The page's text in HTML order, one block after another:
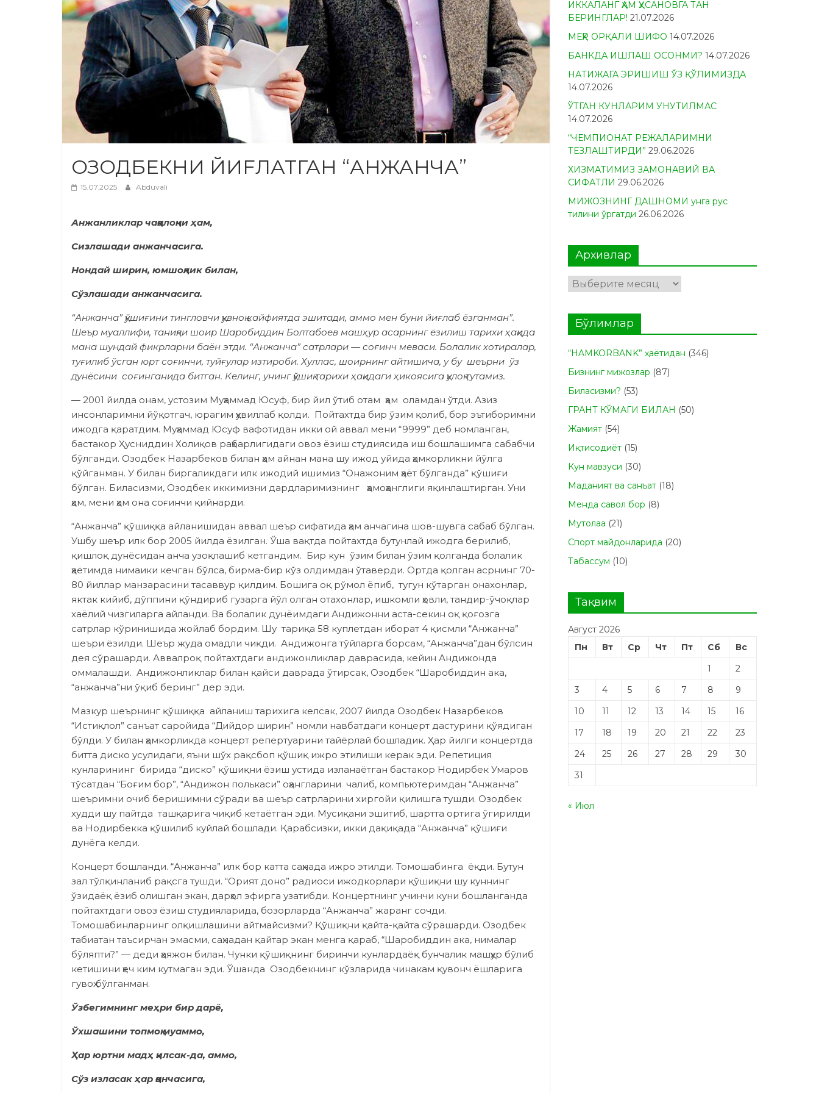
ОЗОДБЕКНИ ЙИFЛАТГАН “АНЖАНЧА”
15.07.2025 Abduvali
Анжанликлар чақалоқни ҳам,
Сизлашади анжанчасига.
Нондай ширин, юмшоқлик билан,
Сўзлашади анжанчасига.
“Анжанча” қўшиғини тингловчи қувноқ кайфиятда эшитади, аммо мен буни йиғлаб ёзганман”.
Шеър муаллифи, таниқли шоир Шаробиддин Болтабоев­ машҳур асарнинг ёзилиш тарихи ҳақида
мана шундай фикрларни баён этди. “Анжанча” сатрлари — соғинч меваси. Болалик хотиралар,
туғилиб ўсган юрт соғинчи, туйғулар изтироби. Хуллас, шоирнинг айтишича, у бу шеърни ўз
дунёсини соғинганида битган. Келинг, унинг қўшиқ тарихи ҳақидаги ҳикоясига қулоқ тутамиз.
— 2001 йилда онам, устозим Муҳаммад Юсуф, бир йил ўтиб отам ҳам оламдан ўтди. Азиз
инсонларимни йўқотгач, юрагим ҳувиллаб қолди. Пойтахтда бир ўзим қолиб, бор эътиборимни
ижодга қаратдим. Муҳаммад Юсуф вафотидан икки ой аввал мени “9999” деб номланган,
бастакор Ҳусниддин Холиқов раҳбарлигидаги овоз ёзиш студиясида иш бошлашимга сабабчи
бўлганди. Озодбек Назарбеков билан ҳам айнан мана шу ижод уйида ҳамкорликни йўлга
қўйганман. У билан биргаликдаги илк ижодий ишимиз “Онажоним ҳаёт бўлганда” қўшиғи
бўлган. Биласизми, Озодбек иккимизни дардларимизнинг ҳамоҳанглиги яқинлаштирган. Уни
ҳам, мени ҳам она соғинчи қийнарди.
“Анжанча” қўшиққа айланишидан аввал шеър сифатида ҳам анчагина шов-шувга сабаб бўлган.
Ушбу шеър илк бор 2005 йилда ёзилган. Ўша вақтда пойтахтда бутунлай ижодга берилиб,
қишлоқ дунёсидан анча узоқлашиб кетгандим. Бир кун ўзим билан ўзим қолганда болалик
ҳаётимда нимаики кечган бўлса, бирма-бир кўз олдимдан ўтаверди. Ортда қолган асрнинг 70-
80 йиллар манзарасини тасаввур қилдим. Бошига оқ рўмол ёпиб, тугун кўтарган онахонлар,
яктак кийиб, дўппини қўндириб гузарга йўл олган отахонлар, ишкомли ҳовли, тандир-ўчоқлар
хаёлий чизгиларга айланди. Ва болалик дунёимдаги Андижонни аста-секин оқ қоғозга
сатрлар кўринишида жойлаб бордим. Шу тариқа 58 куплетдан иборат 4 қисмли “Анжанча”
шеъри ёзилди. Шеър жуда омадли чиқди. Андижонга тўйларга борсам, “Анжанча”дан бўлсин
дея сўрашарди. Аввалроқ пойтахтдаги андижонликлар даврасида, кейин Андижонда
оммалашди. Андижонликлар билан қайси даврада ўтирсак, Озодбек “Шаробиддин ака,
“анжанча”ни ўқиб беринг” дер эди.
Мазкур шеърнинг қўшиққа айланиш тарихига келсак, 2007 йилда Озодбек Назарбеков
“Истиқлол” санъат саройида “Дийдор ширин” номли навбатдаги концерт дастурини қўядиган
бўлди. У билан ҳамкорликда концерт репертуарини тайёрлай бошладик. Ҳар йилги концертда
битта диско усулидаги, яъни шўх рақсбоп қўшиқ ижро этилиши керак эди. Репетиция
кунларининг бирида “диско” қўшиқни ёзиш устида изланаётган бастакор Нодирбек Умаров
тўсатдан “Боғим бор”, “Андижон полькаси” оҳангларини чалиб, компьютеримдан “Анжанча”
шеърим­ни очиб беришимни сўради ва шеър сатрларини хиргойи қилишга тушди. Озодбек
худди шу пайтда ташқарига чиқиб кетаётган эди. Мусиқани эшитиб, шартта ортига ўгирилди
ва Нодирбекка қўшилиб куйлай бошлади. Қарабсизки, икки дақиқада “Анжанча” қўшиғи
дунёга келди.
Концерт бошланди. “Анжанча” илк бор катта саҳнада ижро этилди. Томошабинга ёқди. Бутун
зал тўлқинланиб рақсга тушди. “Орият доно” радиоси ижодкорлари қўшиқни шу куннинг
ўзидаёқ ёзиб олишган экан, дарҳол эфирга узатибди. Концертнинг учинчи куни бошланганда
пойтахтдаги овоз ёзиш студияларида, бозорларда “Анжанча” жаранг сочди.
Томошабинларнинг олқишлашини айтмайсизми? Қўшиқни қайта-қайта сўрашарди. Озод­бек
табиатан таъсирчан эмасми, саҳнадан қайтар экан менга қараб, “Шаробиддин ака, нималар
бўляпти?” — деди ҳаяжон билан. Чунки қўшиқнинг биринчи кунлардаёқ бунчалик машҳур бўлиб
кетишини ҳеч ким кутмаган эди. Ўшанда Озодбекнинг кўзларида чинакам қувонч ёшларига
гувоҳ бўлганман.
Ўзбегимнинг меҳри бир дарё,
Ўхшашини топмоқ муаммо,
Ҳар юртни мадҳ қилсак-да, аммо,
Сўз изласак ҳар қанчасига,
ИККАЛАНГ ҲАМ ҲУСАНОВГА ТАН
БЕРИНГЛАР! 21.07.2026
МЕҲР ОРҚАЛИ ШИФО 14.07.2026
БАНКДА ИШЛАШ ОСОНМИ? 14.07.2026
НАТИЖАГА ЭРИШИШ ЎЗ ҚЎЛИМИЗДА
14.07.2026
ЎТГАН КУНЛАРИМ УНУТИЛМАС
14.07.2026
“ЧЕМПИОНАТ РЕЖАЛАРИМНИ
ТЕЗЛАШТИРДИ” 29.06.2026
ХИЗМАТИМИЗ ЗАМОНАВИЙ ВА
СИФАТЛИ 29.06.2026
МИЖОЗНИНГ ДАШНОМИ унга рус
тилини ўргатди 26.06.2026
Архивлар
Архивлар
Бўлимлар
“HAMKORBANK” ҳаётидан (346)
Бизнинг мижозлар (87)
Биласизми? (53)
ГРАНТ КЎМАГИ БИЛАН (50)
Жамият (54)
Иқтисодиёт (15)
Кун мавзуси (30)
Маданият ва санъат (18)
Менда савол бор (8)
Мутолаа (21)
Спорт майдонларида (20)
Табасcум (10)
Тақвим
Август 2026
Пн
Вт Ср Чт Пт Сб
Вс
1
2
3
4 5 6 7 8
9
10
11 12 13 14 15
16
17
18 19 20 21 22
23
24
25 26 27 28 29
30
31
« Июл